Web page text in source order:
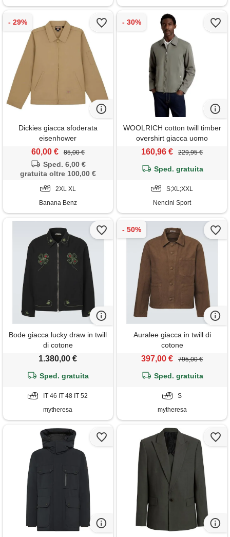
Dickies giacca sfoderata
eisenhower
60,00 € 85,00 €
Sped. 6,00 €
gratuita oltre 100,00 €
2XL XL
Banana Benz
WOOLRICH cotton twill timber
overshirt giacca uomo
160,96 € 229,95 €
Sped. gratuita
S;XL;XXL
Nencini Sport
Bode giacca lucky draw in twill
di cotone
1.380,00 €
Sped. gratuita
IT 46 IT 48 IT 52
mytheresa
Auralee giacca in twill di
cotone
397,00 € 795,00 €
Sped. gratuita
S
mytheresa